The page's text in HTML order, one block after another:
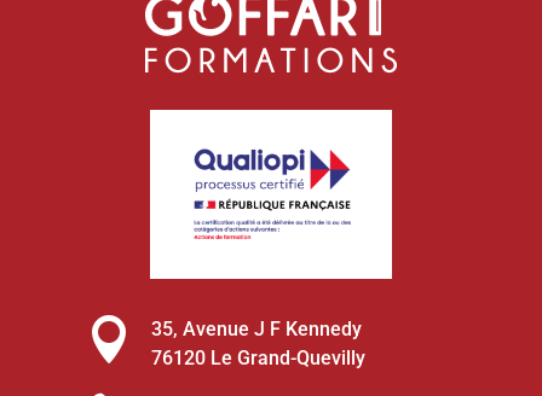

35, Avenue J F Kennedy
76120 Le Grand-Quevilly